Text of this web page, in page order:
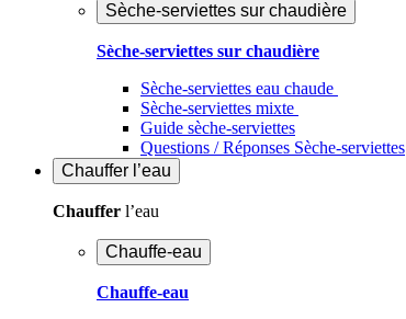
Sèche-serviettes sur chaudière
Sèche-serviettes sur chaudière
Sèche-serviettes eau chaude
Sèche-serviettes mixte
Guide sèche-serviettes
Questions / Réponses Sèche-serviettes
Chauffer l’eau
Chauffer l’eau
Chauffe-eau
Chauffe-eau